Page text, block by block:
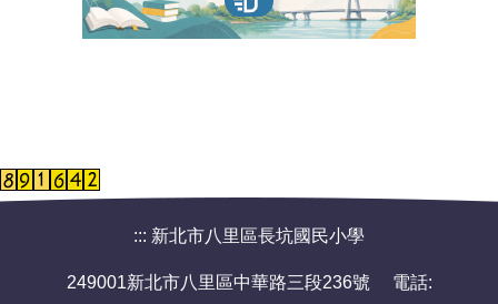
::: 新北市八里區長坑國民小學
249001新北市八里區中華路三段236號 電話: